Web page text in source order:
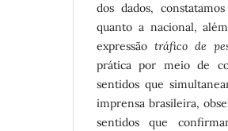
dos dados,
quanto a nacional,
expressãotráfico de
prática por meio de
sentidos que
imprensa brasileira,
sentidos que